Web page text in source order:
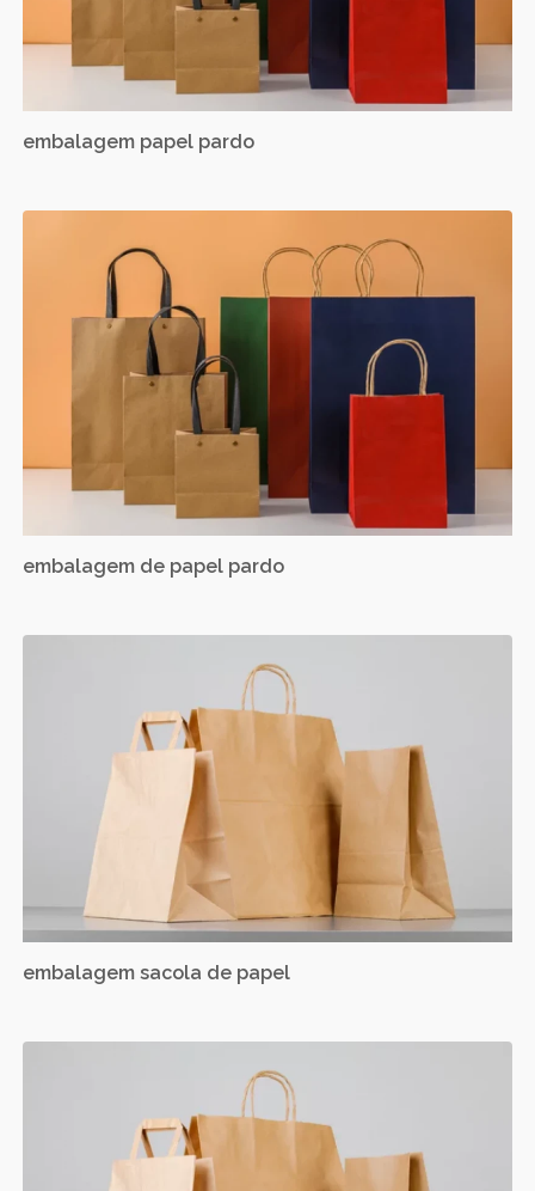
embalagem papel pardo
embalagem de papel pardo
embalagem sacola de papel